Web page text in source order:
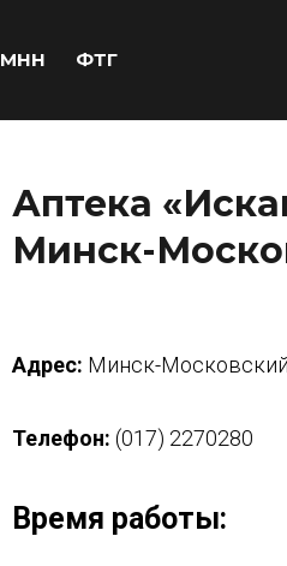
МНН ФТГ
Аптека
Минск-
Адрес: Минск-
Телефон: (017) 2270280
Время работы: